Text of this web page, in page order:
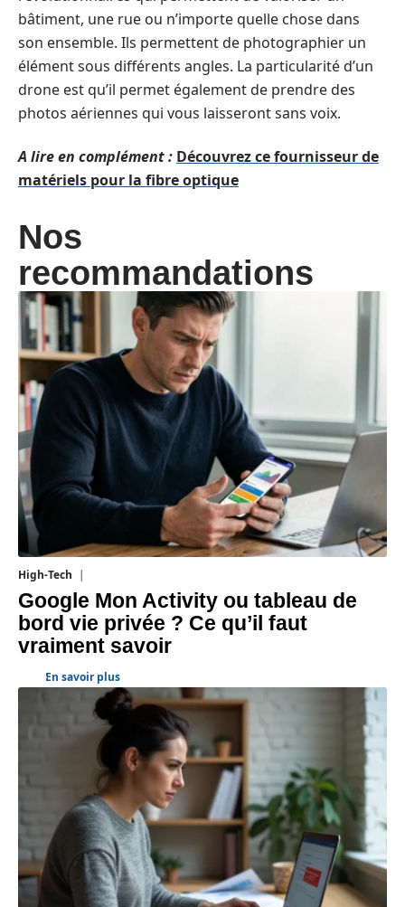
bâtiment, une rue ou n’importe quelle chose dans
son ensemble. Ils permettent de photographier un
élément sous différents angles. La particularité d’un
drone est qu’il permet également de prendre des
photos aériennes qui vous laisseront sans voix.
A lire en complément : Découvrez ce fournisseur de
matériels pour la fibre optique
Nos
recommandations
High-Tech
Google Mon Activity ou tableau de
bord vie privée ? Ce qu’il faut
vraiment savoir
En savoir plus